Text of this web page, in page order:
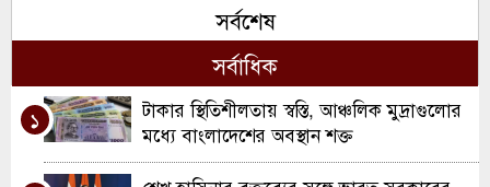
৭
শব্দকথা প্রকাশ করেছে আসাদুজ্জামান শাহিনের
“মস্তিষ্কের ফাঁসি চাই”
৮ বাবা – মোহাম্মদ মুফিদুল গনি মাহতাব
বৃষ্টির আড়ালে রোমান্টিক চোখজোড়া : মনসুর
সর্বশেষ
সর্বাধিক
১
টাকার স্থিতিশীলতায় স্বস্তি, আঞ্চলিক মুদ্রাগুলোর
মধ্যে বাংলাদেশের অবস্থান শক্ত